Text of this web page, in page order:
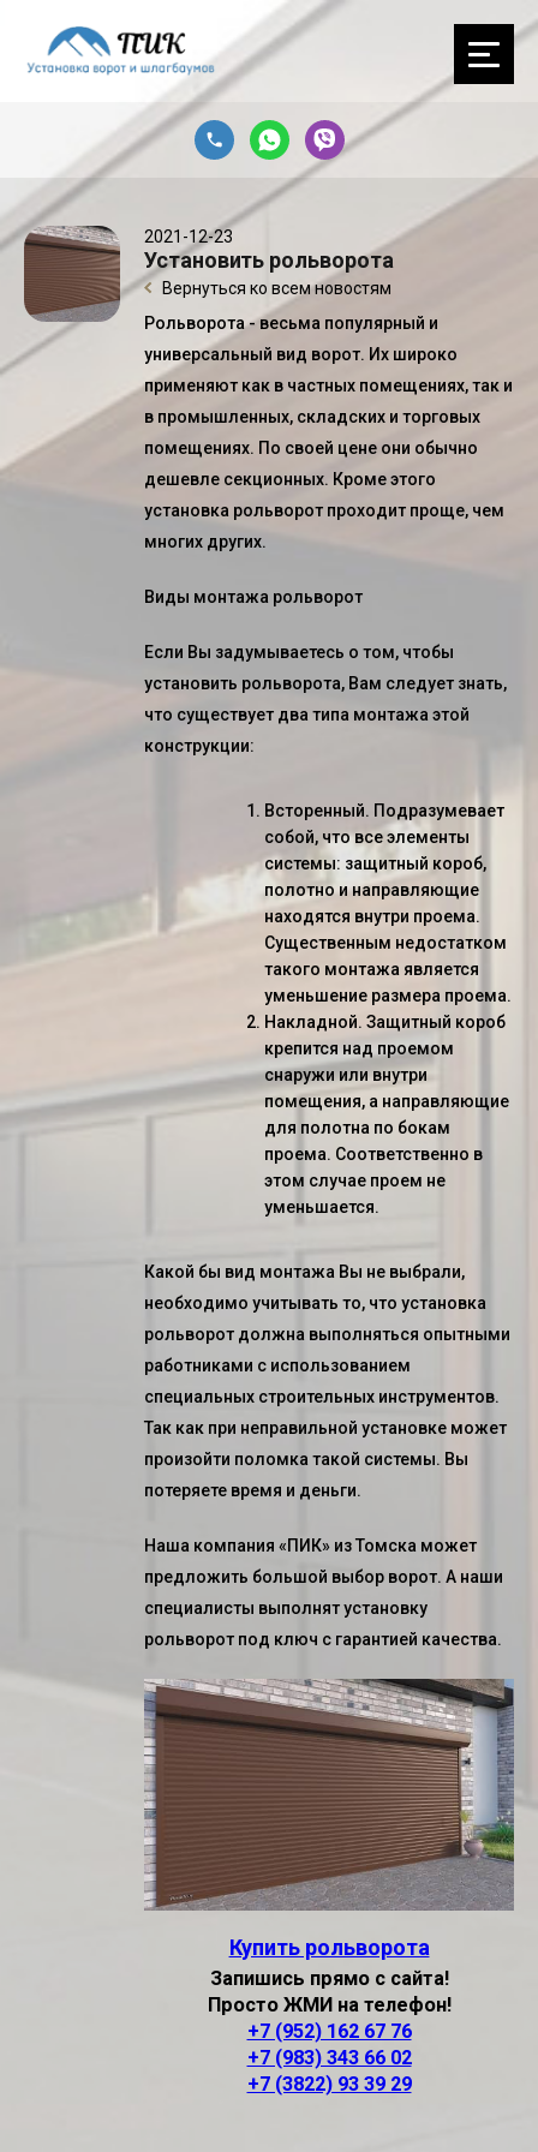
2021-12-23
Установить рольворота
Вернуться ко всем новостям
Рольворота - весьма популярный и
универсальный вид ворот. Их широко
применяют как в частных помещениях, так и
в промышленных, складских и торговых
помещениях. По своей цене они обычно
дешевле секционных. Кроме этого
установка рольворот проходит проще, чем
многих других.
Виды монтажа рольворот
Если Вы задумываетесь о том, чтобы
установить рольворота, Вам следует знать,
что существует два типа монтажа этой
конструкции:
Всторенный. Подразумевает
собой, что все элементы
системы: защитный короб,
полотно и направляющие
находятся внутри проема.
Существенным недостатком
такого монтажа является
уменьшение размера проема.
Накладной. Защитный короб
крепится над проемом
снаружи или внутри
помещения, а направляющие
для полотна по бокам
проема. Соответственно в
этом случае проем не
уменьшается.
Какой бы вид монтажа Вы не выбрали,
необходимо учитывать то, что установка
рольворот должна выполняться опытными
работниками с использованием
специальных строительных инструментов.
Так как при неправильной установке может
произойти поломка такой системы. Вы
потеряете время и деньги.
Наша компания «ПИК» из Томска может
предложить большой выбор ворот. А наши
специалисты выполнятустановку
рольворот под ключ с гарантией качества.
Купить рольворота
Запишись прямо с сайта!
Просто ЖМИ на телефон!
+7 (952) 162 67 76
+7 (983) 343 66 02
+7 (3822) 93 39 29